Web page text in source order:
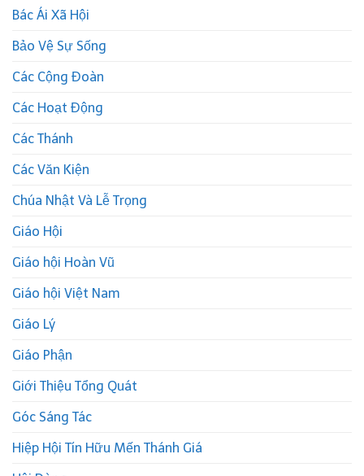
Bác Ái Xã Hội
Bảo Vệ Sự Sống
Các Cộng Đoàn
Các Hoạt Động
Các Thánh
Các Văn Kiện
Chúa Nhật Và Lễ Trọng
Giáo Hội
Giáo hội Hoàn Vũ
Giáo hội Việt Nam
Giáo Lý
Giáo Phận
Giới Thiệu Tổng Quát
Góc Sáng Tác
Hiệp Hội Tín Hữu Mến Thánh Giá